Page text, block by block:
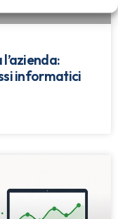
informatici